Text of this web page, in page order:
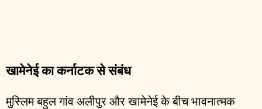
खामेनेई का कर्नाटक से संबंध
मुस्लिम बहुल गांव अलीपुर और खामेनेई के बीच भावनात्मक